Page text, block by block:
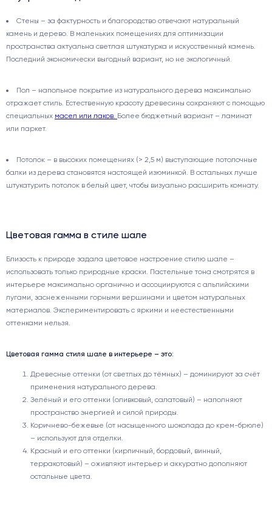
Стены – за фактурность и благородство отвечают натуральный
камень и дерево. В маленьких помещениях для оптимизации
пространства актуальна светлая штукатурка и искусственный камень.
Последний экономически выгодный вариант, но не экологичный.
Пол – напольное покрытие из натурального дерева максимально
отражает стиль. Естественную красоту древесины сохраняют с помощью
специальных масел или лаков. Более бюджетный вариант – ламинат
или паркет.
Потолок – в высоких помещениях (> 2,5 м) выступающие потолочные
балки из дерева становятся настоящей изюминкой. В остальных лучше
штукатурить потолок в белый цвет, чтобы визуально расширить комнату.
Цветовая гамма в стиле шале
Близость к природе задала цветовое настроение стилю шале –
использовать только природные краски. Пастельные тона смотрятся в
интерьере максимально органично и ассоциируются с альпийскими
лугами, заснеженными горными вершинами и цветом натуральных
материалов. Экспериментировать с яркими и неестественными
оттенками нельзя.
Цветовая гамма стиля шале в интерьере – это:
Древесные оттенки (от светлых до тёмных) – доминируют за счёт
применения натурального дерева.
Зелёный и его оттенки (оливковый, салатовый) – наполняют
пространство энергией и силой природы.
Коричнево-бежевые (от насыщенного шоколада до крем-брюле)
– используют для отделки.
Красный и его оттенки (кирпичный, бордовый, винный,
терракотовый) – оживляют интерьер и аккуратно дополняют
остальные цвета.